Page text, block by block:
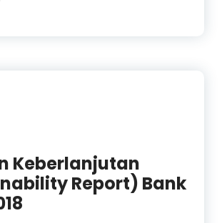
Keberlanjutan
Report) Bank